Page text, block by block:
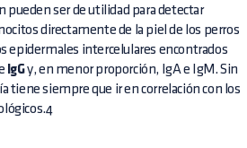
ser de utilidad para detectar
directamente de la piel de los perros
epidermales intercelulares encontrados
IgGy, en menor proporción, IgA e IgM. Sin
tiene siempre que ir en correlación con los